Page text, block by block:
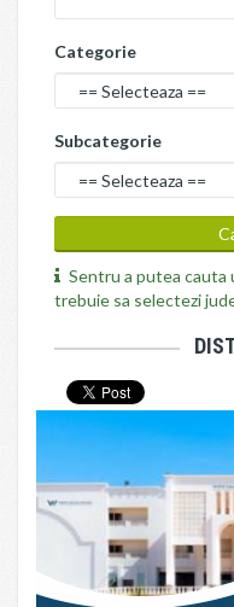
Categorie
Subcategorie
Sentru a putea cauta
trebuie sa selectezi